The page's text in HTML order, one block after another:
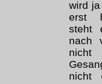
wird
erst
steht
nach
nicht
nicht